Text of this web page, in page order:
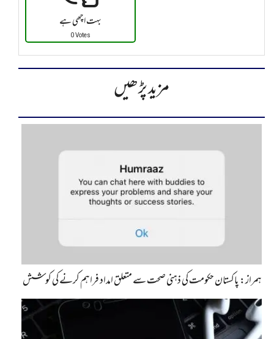
بہت اچھی ہے
0 Votes
مزید پڑھیں
ہمراز: پاکستان حکومت کی ذہنی صحت سے متعلق امداد فراہم کرنے کی کوشش